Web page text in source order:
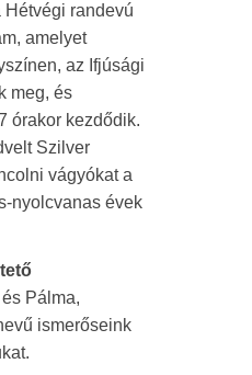
Hétvégi randevú
amelyet
az Ifjúsági
meg, és
órakor kezdődik.
Szilver
vágyókat a
nyolcvanas évek
Pálma,
ismerőseink